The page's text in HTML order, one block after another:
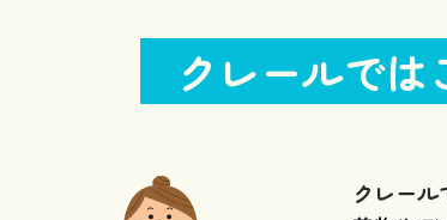
クレールで
クレール